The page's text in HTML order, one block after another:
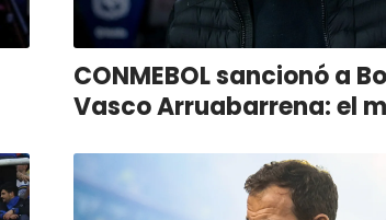
CONMEBOL sancionó a
Vasco Arruabarrena: el